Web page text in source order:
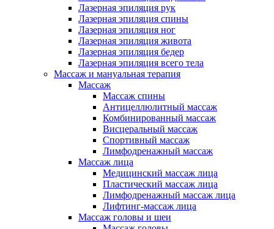
Лазерная эпиляция рук
Лазерная эпиляция спины
Лазерная эпиляция ног
Лазерная эпиляция живота
Лазерная эпиляция бедер
Лазерная эпиляция всего тела
Массаж и мануальная терапия
Массаж
Массаж спины
Антицеллюлитный массаж
Комбинированный массаж
Висцеральный массаж
Спортивный массаж
Лимфодренажный массаж
Массаж лица
Медицинский массаж лица
Пластический массаж лица
Лимфодренажный массаж лица
Лифтинг-массаж лица
Массаж головы и шеи